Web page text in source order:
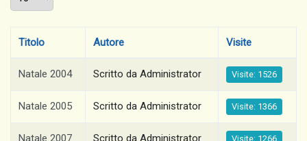
Titolo Autore Visite
Natale 2004 Scritto da Administrator Visite: 1526
Natale 2005 Scritto da Administrator Visite: 1366
Natale 2007 Scritto da Administrator Visite: 1266